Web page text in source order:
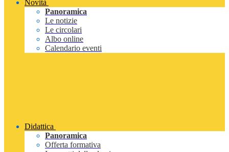
Novità
Panoramica
Le notizie
Le circolari
Albo online
Calendario eventi
Didattica
Panoramica
Offerta formativa